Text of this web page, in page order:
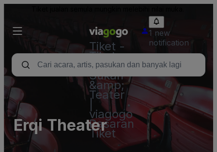
Tiket -
Tiket
Konsert,
Sukan
&amp;
Teater
viagogo
Pasaran
Tiket
1 new
notification
Erqi Theater